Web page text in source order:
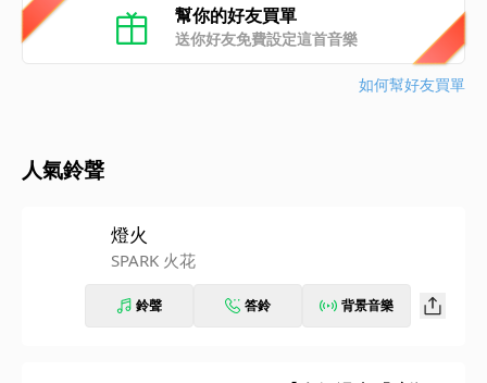
幫你的好友買單
送你好友免費設定這首音樂
如何幫好友買單
人氣鈴聲
燈火
SPARK 火花
鈴聲 答鈴 背景音樂